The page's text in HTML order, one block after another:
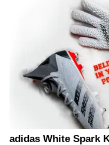
adidas White Spark